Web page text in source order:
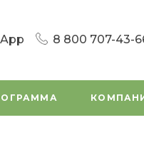
8 800 707-43-
Новочеркасский
Пн-Вс: 10:00 -